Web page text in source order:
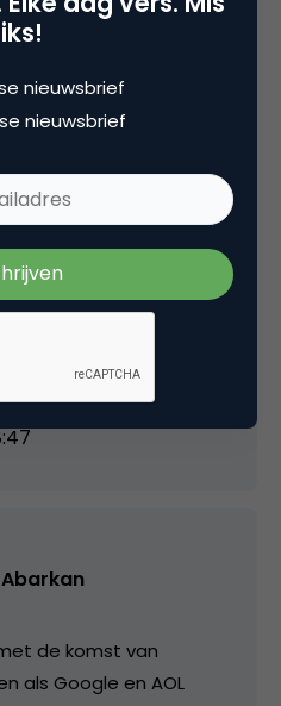
Advertising.com.
gaat.
de komst van
als Google en AOL
nieuwsbrief
nieuwsbrief